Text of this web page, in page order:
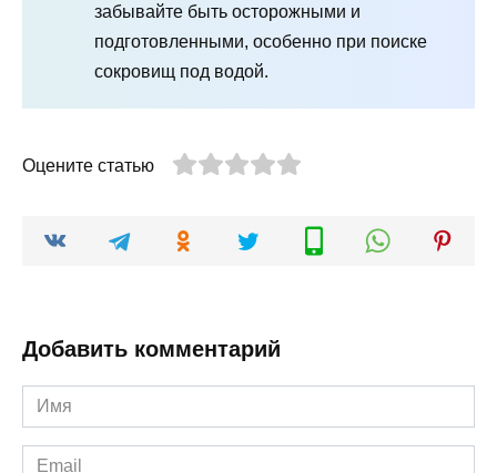
забывайте быть осторожными и
подготовленными, особенно при поиске
сокровищ под водой.
Оцените статью
Добавить комментарий
Имя
*
Email